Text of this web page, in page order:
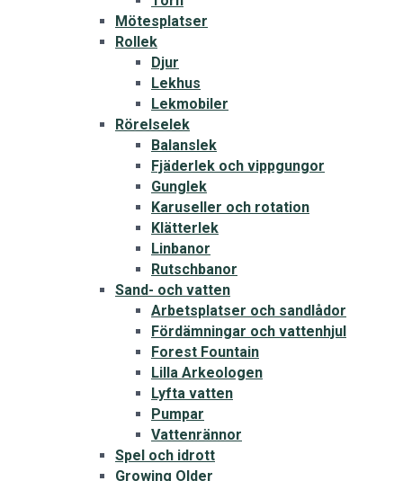
Mötesplatser
Rollek
Djur
Lekhus
Lekmobiler
Rörelselek
Balanslek
Fjäderlek och vippgungor
Gunglek
Karuseller och rotation
Klätterlek
Linbanor
Rutschbanor
Sand- och vatten
Arbetsplatser och sandlådor
Fördämningar och vattenhjul
Forest Fountain
Lilla Arkeologen
Lyfta vatten
Pumpar
Vattenrännor
Spel och idrott
Growing Older